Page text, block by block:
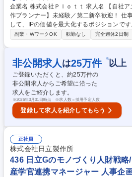
企業名 株式会社Ｐｌｏｔｔ 求人名 【自社アニメIPの商品企画／グッズ制
作プランナー】未経験／第二新卒歓迎！ 仕事の内容 グッズビジネスを通
して、IPの価値を最大化するポジションで
て推進。あなたの考えた企画がファンの熱
を用いたグッズ企画 ・商品制作進行／クリ
を活用したプロモーション施策の立案 ・売
善施策の立案 募集職種 【自社アニメIPの商品企画／グッズ制作プランナ
ー】未経験／第二新卒歓迎！
副業・WワークOK 転勤なし 完全週休2日制
非公開求人 は25万件 ※以上
ご登録いただくと、約25万件の
非公開求人からご希望に沿った
求人をご紹介します。
※2026年3月31日時点 ※求人数＝採用予定人数
登録して求人を紹介してもらう
正社員
株式会社日立製作所
436 日立Gのモノづくり人財戦略
産学官連携マネージャー 人事企